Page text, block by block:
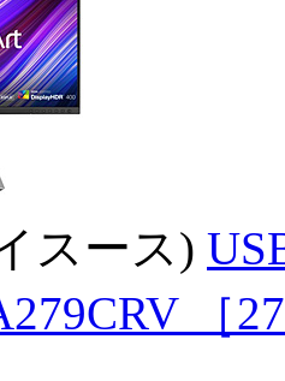
スース)
［